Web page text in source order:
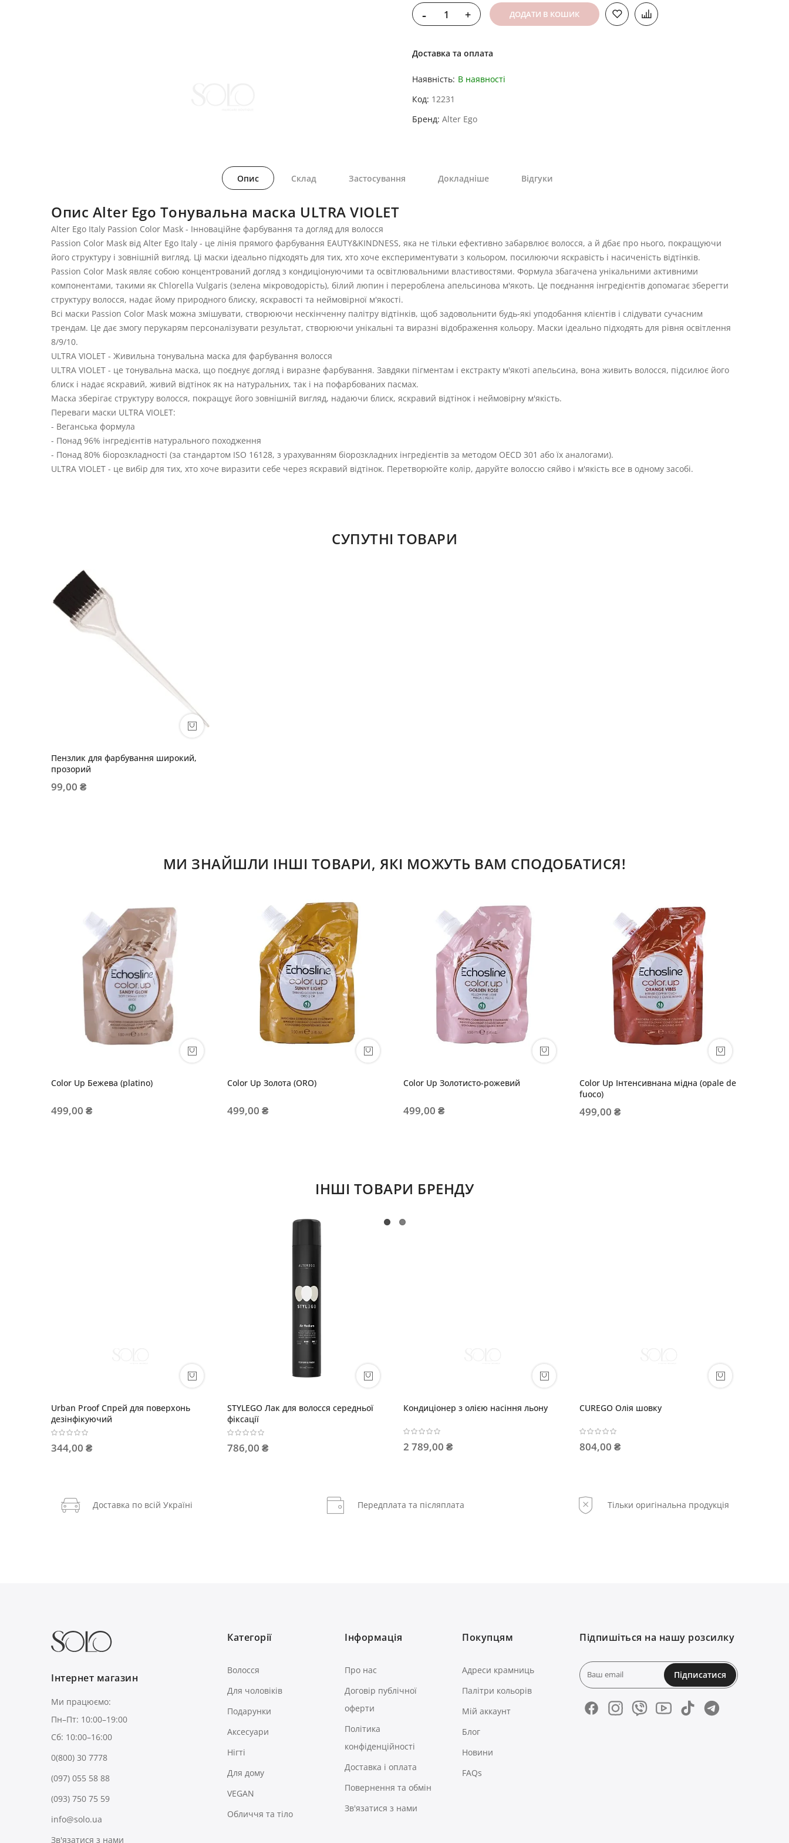
- + ДОДАТИ В КОШИК
Доставка та оплата
Наявність: В наявності
Код 12231
Бренд Alter Ego
Опис
Опис Alter Ego Тонувальна маска ULTRA VIOLET
Alter Ego Italy Passion Color Mask - Інноваційне фарбування та догляд для волосся
Passion Color Mask від Alter Ego Italy - це лінія прямого фарбування EAUTY&KINDNESS, яка не тільки ефективно забарвлює волосся, а й дбає про нього, покращуючи
його структуру і зовнішній вигляд. Ці маски ідеально підходять для тих, хто хоче експериментувати з кольором, посилюючи яскравість і насиченість відтінків.
Passion Color Mask являє собою концентрований догляд з кондиціонуючими та освітлювальними властивостями. Формула збагачена унікальними активними
компонентами, такими як Chlorella Vulgaris (зелена мікроводорість), білий люпин і перероблена апельсинова м'якоть. Це поєднання інгредієнтів допомагає зберегти
структуру волосся, надає йому природного блиску, яскравості та неймовірної м'якості.
Всі маски Passion Color Mask можна змішувати, створюючи нескінченну палітру відтінків, щоб задовольнити будь-які уподобання клієнтів і слідувати сучасним
трендам. Це дає змогу перукарям персоналізувати результат, створюючи унікальні та виразні відображення кольору. Маски ідеально підходять для рівня освітлення
8/9/10.
ULTRA VIOLET - Живильна тонувальна маска для фарбування волосся
ULTRA VIOLET - це тонувальна маска, що поєднує догляд і виразне фарбування. Завдяки пігментам і екстракту м'якоті апельсина, вона живить волосся, підсилює його
блиск і надає яскравий, живий відтінок як на натуральних, так і на пофарбованих пасмах.
Маска зберігає структуру волосся, покращує його зовнішній вигляд, надаючи блиск, яскравий відтінок і неймовірну м'якість.
Переваги маски ULTRA VIOLET:
- Веганська формула
- Понад 96% інгредієнтів натурального походження
- Понад 80% біорозкладності (за стандартом ISO 16128, з урахуванням біорозкладних інгредієнтів за методом OECD 301 або їх аналогами).
ULTRA VIOLET - це вибір для тих, хто хоче виразити себе через яскравий відтінок. Перетворюйте колір, даруйте волоссю сяйво і м'якість все в одному засобі.
Склад Застосування Докладніше Відгуки
СУПУТНІ ТОВАРИ
Пензлик для фарбування широкий,
прозорий
99,00 ₴
МИ ЗНАЙШЛИ ІНШІ ТОВАРИ, ЯКІ МОЖУТЬ ВАМ СПОДОБАТИСЯ!
Color Up Бежева (platino)
499,00 ₴
Color Up Золота (ORO)
499,00 ₴
Color Up Золотисто-рожевий
499,00 ₴
Color Up Інтенсивнана мідна (opale de
fuoco)
499,00 ₴
ІНШІ ТОВАРИ БРЕНДУ
STYLEGO Фінішний спрей для об'єму
волосся
EGOBOND Реструктурувальний
Ребаланс-догляд очищувальний для
968,00 ₴
STYLEGO Спрей для об'єму
Доставка по всій Україні Передплата та післяплата Тільки оригінальна продукція
Інтернет магазин
Ми працюємо:
Пн–Пт: 10:00–19:00
Сб: 10:00–16:00
0(800) 30 7778
(097) 055 58 88
(093) 750 75 59
info@solo.ua
Зв'язатися з нами
Категорії
Волосся
Для чоловіків
Подарунки
Аксесуари
Нігті
Для дому
VEGAN
Обличчя та тіло
Інформація
Про нас
Договір публічної
оферти
Політика
конфіденційності
Доставка і оплата
Повернення та обмін
Зв'язатися з нами
Покупцям
Адреси крамниць
Палітри кольорів
Мій аккаунт
Блог
Новини
FAQs
Підпишіться на нашу розсилку
Підписатися